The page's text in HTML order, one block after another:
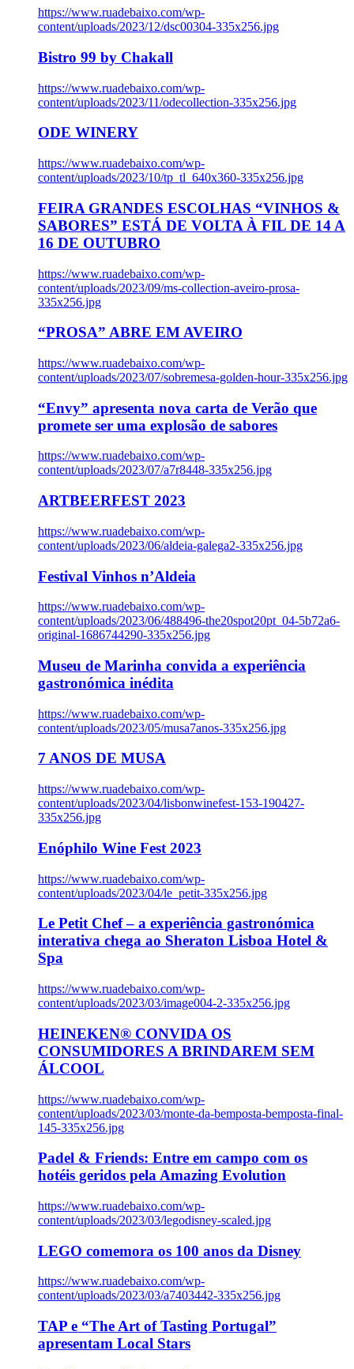
https://www.ruadebaixo.com/wp-
content/uploads/2023/12/dsc00304-335x256.jpg
Bistro 99 by Chakall
https://www.ruadebaixo.com/wp-
content/uploads/2023/11/odecollection-335x256.jpg
ODE WINERY
https://www.ruadebaixo.com/wp-
content/uploads/2023/10/tp_tl_640x360-335x256.jpg
FEIRA GRANDES ESCOLHAS “VINHOS &
SABORES” ESTÁ DE VOLTA À FIL DE 14 A
16 DE OUTUBRO
https://www.ruadebaixo.com/wp-
content/uploads/2023/09/ms-collection-aveiro-prosa-
335x256.jpg
“PROSA” ABRE EM AVEIRO
https://www.ruadebaixo.com/wp-
content/uploads/2023/07/sobremesa-golden-hour-335x256.jpg
“Envy” apresenta nova carta de Verão que
promete ser uma explosão de sabores
https://www.ruadebaixo.com/wp-
content/uploads/2023/07/a7r8448-335x256.jpg
ARTBEERFEST 2023
https://www.ruadebaixo.com/wp-
content/uploads/2023/06/aldeia-galega2-335x256.jpg
Festival Vinhos n’Aldeia
https://www.ruadebaixo.com/wp-
content/uploads/2023/06/488496-the20spot20pt_04-5b72a6-
original-1686744290-335x256.jpg
Museu de Marinha convida a experiência
gastronómica inédita
https://www.ruadebaixo.com/wp-
content/uploads/2023/05/musa7anos-335x256.jpg
7 ANOS DE MUSA
https://www.ruadebaixo.com/wp-
content/uploads/2023/04/lisbonwinefest-153-190427-
335x256.jpg
Enóphilo Wine Fest 2023
https://www.ruadebaixo.com/wp-
content/uploads/2023/04/le_petit-335x256.jpg
Le Petit Chef – a experiência gastronómica
interativa chega ao Sheraton Lisboa Hotel &
Spa
https://www.ruadebaixo.com/wp-
content/uploads/2023/03/image004-2-335x256.jpg
HEINEKEN® CONVIDA OS
CONSUMIDORES A BRINDAREM SEM
ÁLCOOL
https://www.ruadebaixo.com/wp-
content/uploads/2023/03/monte-da-bemposta-bemposta-final-
145-335x256.jpg
Padel & Friends: Entre em campo com os
hotéis geridos pela Amazing Evolution
https://www.ruadebaixo.com/wp-
content/uploads/2023/03/legodisney-scaled.jpg
LEGO comemora os 100 anos da Disney
https://www.ruadebaixo.com/wp-
content/uploads/2023/03/a7403442-335x256.jpg
TAP e “The Art of Tasting Portugal”
apresentam Local Stars